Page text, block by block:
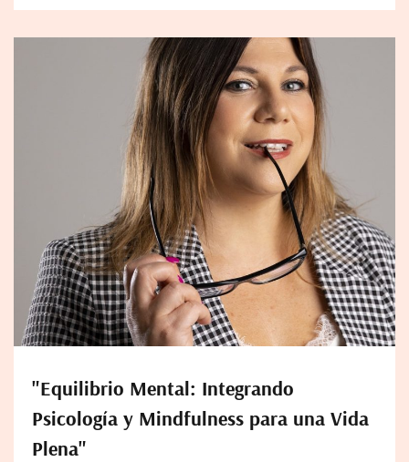
"Equilibrio Mental: Integrando
Psicología y Mindfulness para una Vida
Plena"